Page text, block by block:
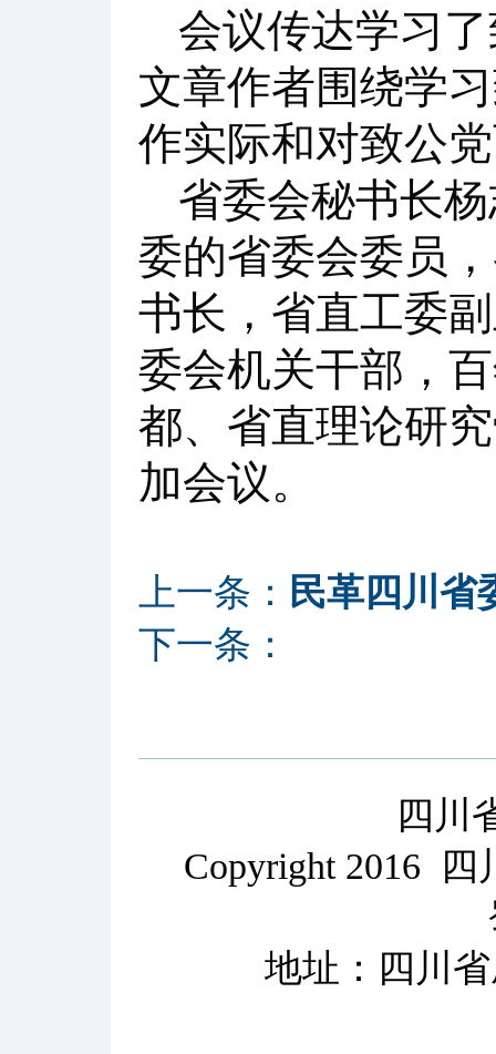
会议传达学习
文章作者围绕学
作实际和对致公
省委会秘书长
委的省委会委员
书长，省直工委
委会机关干部，
都、省直理论研
加会议。
上一条： 民革四川省
下一条：
四川
Copyright 2016 四
地址：四川省